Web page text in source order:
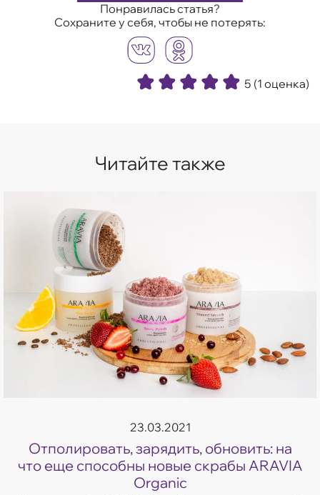
Понравилась статья?
Сохраните у себя, чтобы не потерять:
5 (1 оценка)
Читайте также
23.03.2021
Отполировать, зарядить, обновить: на
что еще способны новые скрабы ARAVIA
Organic